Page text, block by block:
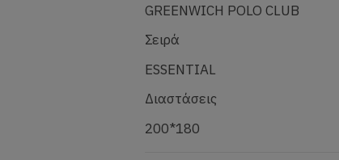
GREENWICH POLO CLUB
Σειρά
ESSENTIAL
Διαστάσεις
200*180